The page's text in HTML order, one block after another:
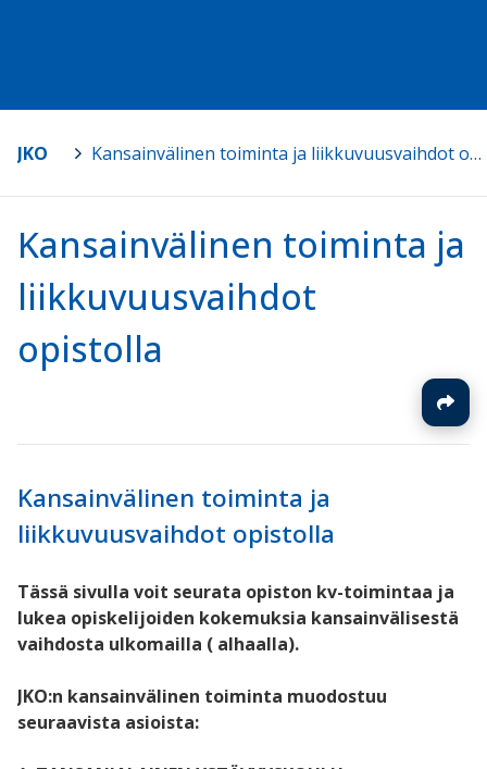
JKO Kansainvälinen toiminta ja liikkuvuusvaihdot opistolla
Kansainvälinen toiminta ja
liikkuvuusvaihdot
opistolla
Kansainvälinen toiminta ja
liikkuvuusvaihdot opistolla
Tässä sivulla voit seurata opiston kv-toimintaa ja
lukea opiskelijoiden kokemuksia kansainvälisestä
vaihdosta ulkomailla ( alhaalla).
JKO:n kansainvälinen toiminta muodostuu
seuraavista asioista: